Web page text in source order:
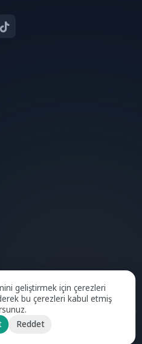
geliştirmek için çerezleri
bu çerezleri kabul etmiş
Reddet